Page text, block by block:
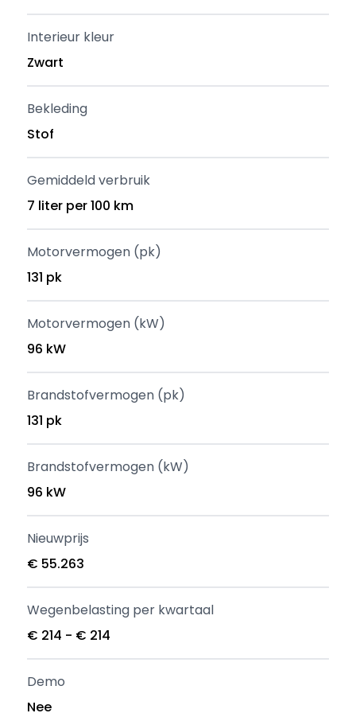
Interieur kleur
Zwart
Bekleding
Stof
Gemiddeld verbruik
7 liter per 100 km
Motorvermogen (pk)
131 pk
Motorvermogen (kW)
96 kW
Brandstofvermogen (pk)
131 pk
Brandstofvermogen (kW)
96 kW
Nieuwprijs
€ 55.263
Wegenbelasting per kwartaal
€ 214 - € 214
Demo
Nee